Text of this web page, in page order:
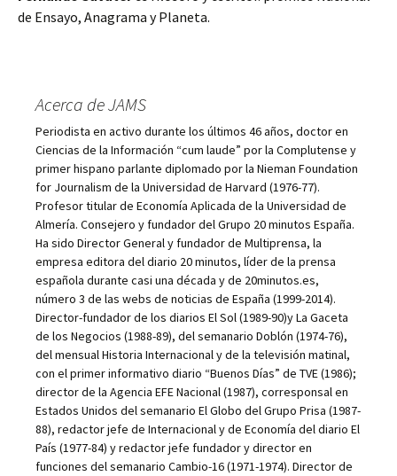
de Ensayo, Anagrama y Planeta.
Acerca de JAMS
Periodista en activo durante los últimos 46 años, doctor en
Ciencias de la Información “cum laude” por la Complutense y
primer hispano parlante diplomado por la Nieman Foundation
for Journalism de la Universidad de Harvard (1976-77).
Profesor titular de Economía Aplicada de la Universidad de
Almería. Consejero y fundador del Grupo 20 minutos España.
Ha sido Director General y fundador de Multiprensa, la
empresa editora del diario 20 minutos, líder de la prensa
española durante casi una década y de 20minutos.es,
número 3 de las webs de noticias de España (1999-2014).
Director-fundador de los diarios El Sol (1989-90)y La Gaceta
de los Negocios (1988-89), del semanario Doblón (1974-76),
del mensual Historia Internacional y de la televisión matinal,
con el primer informativo diario “Buenos Días” de TVE (1986);
director de la Agencia EFE Nacional (1987), corresponsal en
Estados Unidos del semanario El Globo del Grupo Prisa (1987-
88), redactor jefe de Internacional y de Economía del diario El
País (1977-84) y redactor jefe fundador y director en
funciones del semanario Cambio-16 (1971-1974). Director de